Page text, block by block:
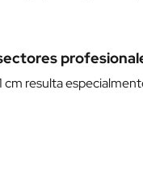
cm resulta